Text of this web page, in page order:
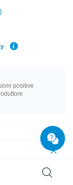
positive
Delicato,